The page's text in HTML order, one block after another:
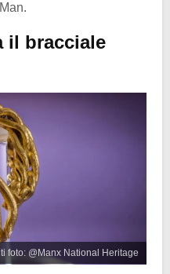
il bracciale
foto: @Manx National Heritage